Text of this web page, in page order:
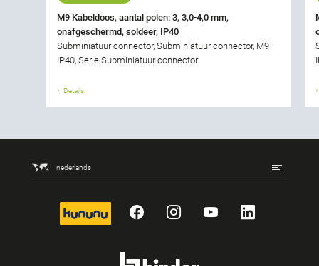
M9 Kabeldoos, aantal polen: 3, 3,0-4,0 mm,
onafgeschermd, soldeer, IP40
Subminiatuur connector, Subminiatuur connector, M9
IP40, Serie Subminiatuur connector
Details
nederlands
kununu FacebookInstagram
YouTubeLinkedIn